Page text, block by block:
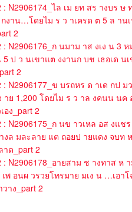
: N2906174_ไล เม ยท สร างบร ษ
กงาน…โดยไม ร ว าเครด ต 5 ล าน
2
: N2906176_ก นมาม าส งเง น 3
5 ป ว นเขาแต งงานก บช เธอเด น
2
: N2906177_ข บรถหร ด าเด กป ม
าย 1,200 โดยไม ร ว าล งคนน นค
อง_part 2
: N2906175_ก นข าวเหล อส งแช
งล มละลาย แต ถอยป ายแดง จบท
าด_part 2
: N2906178_อายสาม ช างทาส ห
พ อนผ วรวยโทรมาย มเง น …เอา
วาง_part 2